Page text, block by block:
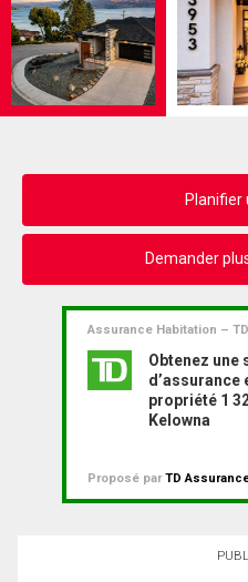
Planifier
Demander
Assurance Habitation –
Obtenez une
d’assurance
propriété 1
Kelowna
Proposé parTD